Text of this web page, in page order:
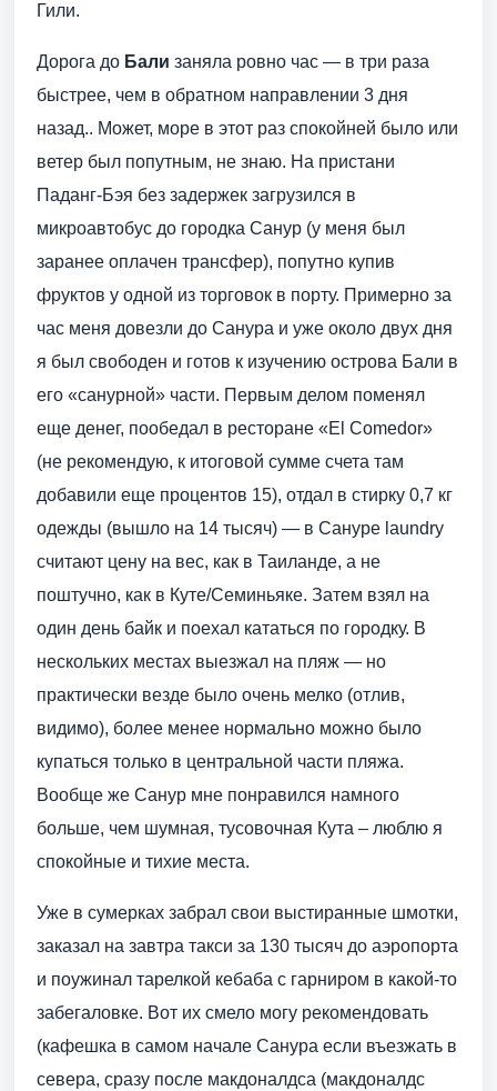
Гили.
Дорога до Бали заняла ровно час — в три раза
быстрее, чем в обратном направлении 3 дня
назад.. Может, море в этот раз спокойней было или
ветер был попутным, не знаю. На пристани
Паданг-Бэя без задержек загрузился в
микроавтобус до городка Санур (у меня был
заранее оплачен трансфер), попутно купив
фруктов у одной из торговок в порту. Примерно за
час меня довезли до Санура и уже около двух дня
я был свободен и готов к изучению острова Бали в
его «санурной» части. Первым делом поменял
еще денег, пообедал в ресторане «El Comedor»
(не рекомендую, к итоговой сумме счета там
добавили еще процентов 15), отдал в стирку 0,7 кг
одежды (вышло на 14 тысяч) — в Сануре laundry
считают цену на вес, как в Таиланде, а не
поштучно, как в Куте/Семиньяке. Затем взял на
один день байк и поехал кататься по городку. В
нескольких местах выезжал на пляж — но
практически везде было очень мелко (отлив,
видимо), более менее нормально можно было
купаться только в центральной части пляжа.
Вообще же Санур мне понравился намного
больше, чем шумная, тусовочная Кута – люблю я
спокойные и тихие места.
Уже в сумерках забрал свои выстиранные шмотки,
заказал на завтра такси за 130 тысяч до аэропорта
и поужинал тарелкой кебаба с гарниром в какой-то
забегаловке. Вот их смело могу рекомендовать
(кафешка в самом начале Санура если въезжать в
севера, сразу после макдоналдса (макдоналдс